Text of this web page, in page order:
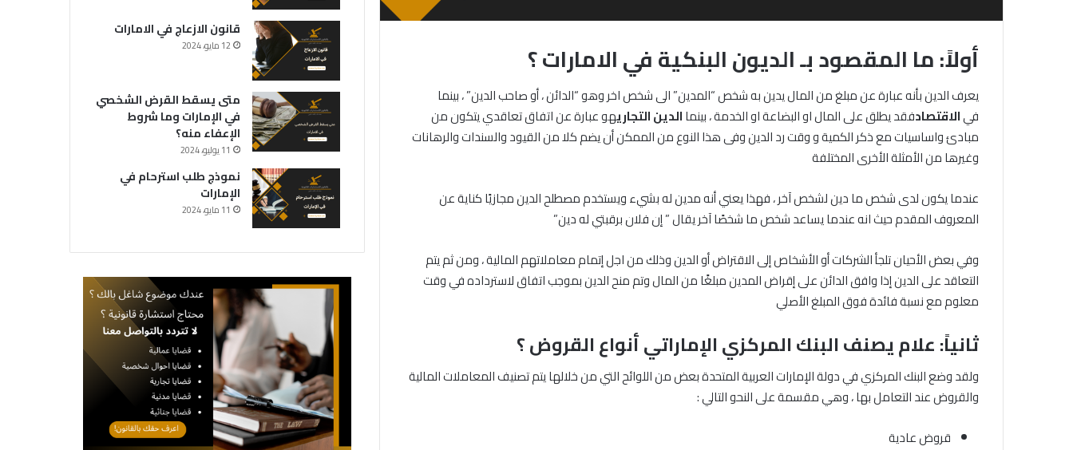
أولاً: ما المقصود بـ الديون البنكية في الامارات ؟
يعرف الدين بأنه عبارة عن مبلغ من المال يدين به شخص “المدين” الى شخص اخر وهو “الدائن ، أو صاحب الدين” ، بينما
فيالاقتصادفقد يطلق على المال او البضاعة او الخدمة ، بينماالدين التجاريهو عبارة عن اتفاق تعاقدي يتكون من
مبادئ واساسيات مع ذكر الكمية و وقت رد الدين وفى هذا النوع من الممكن أن يضم كلا من القيود والسندات والرهانات
وغيرها من الأمثلة الأخرى المختلفة
عندما يكون لدى شخص ما دين لشخص آخر ، فهذا يعني أنه مدين له بشيء ويستخدم مصطلح الدين مجازيًا كناية عن
المعروف المقدم حيث انه عندما يساعد شخص ما شخصًا آخر يقال ” إن فلان برقبتي له دين”
وفي بعض الأحيان تلجأ الشركات أو الأشخاص إلى الاقتراض أو الدين وذلك من اجل إتمام معاملاتهم المالية ، ومن ثم يتم
التعاقد على الدين إذا وافق الدائن على إقراض المدين مبلغًا من المال وتم منح الدين بموجب اتفاق لاسترداده في وقت
معلوم مع نسبة فائدة فوق المبلغ الأصلي
ثانياً: علام يصنف البنك المركزي الإماراتي أنواع القروض ؟
ولقد وضع البنك المركزي في دولة الإمارات العربية المتحدة بعض من اللوائح التي من خلالها يتم تصنيف المعاملات المالية
والقروض عند التعامل بها ، وهي مقسمة على النحو التالي :
قروض عادية
قانون الازعاج في الامارات
12 مايو، 2024
متى يسقط القرض الشخصي
في الإمارات وما شروط
الإعفاء منه؟
11 يوليو، 2024
نموذج طلب استرحام في
الإمارات
11 مايو، 2024